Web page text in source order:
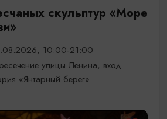
скульптур «Море
10:00-21:00
улицы Ленина, вход
«Янтарный берег»